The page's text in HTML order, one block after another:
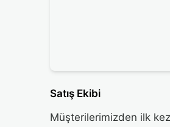
Satış Ekibi
Müşterilerimizden ilk kez